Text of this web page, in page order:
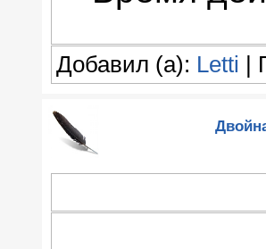
Добавил (а): Letti |